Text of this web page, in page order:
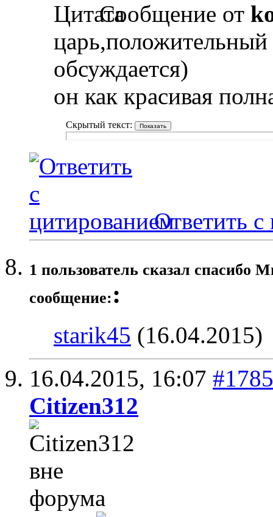
Сообщение от
царь,положительный
обсуждается)
он как красивая
Скрытый текст:
Ответить с
1 пользователь сказал cпасибо
сообщение::
starik45 (16.04.2015)
16.04.2015, 16:07 #1785
Citizen312